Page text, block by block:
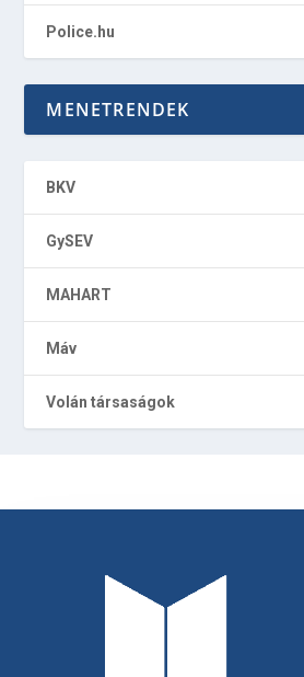
Police.hu
MENETRENDEK
BKV
GySEV
MAHART
Máv
Volán társaságok